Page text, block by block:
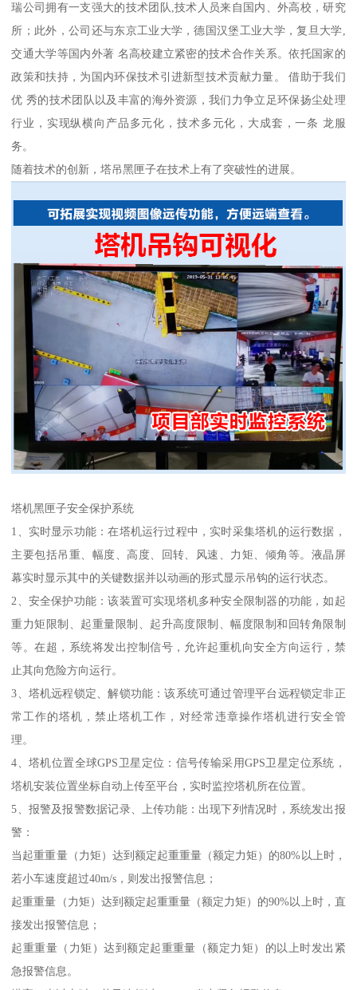
瑞公司拥有一支强大的技术团队,技术人员来自国内、外高校，研究
所；此外，公司还与东京工业大学，德国汉堡工业大学，复旦大学,
交通大学等国内外著 名高校建立紧密的技术合作关系。依托国家的
政策和扶持，为国内环保技术引进新型技术贡献力量。 借助于我们
优 秀的技术团队以及丰富的海外资源，我们力争立足环保扬尘处理
行业，实现纵横向产品多元化，技术多元化，大成套，一条 龙服
务。
随着技术的创新，塔吊黑匣子在技术上有了突破性的进展。
塔机黑匣子安全保护系统
1、实时显示功能：在塔机运行过程中，实时采集塔机的运行数据，
主要包括吊重、幅度、高度、回转、风速、力矩、倾角等。液晶屏
幕实时显示其中的关键数据并以动画的形式显示吊钩的运行状态。
2、安全保护功能：该装置可实现塔机多种安全限制器的功能，如起
重力矩限制、起重量限制、起升高度限制、幅度限制和回转角限制
等。在超，系统将发出控制信号，允许起重机向安全方向运行，禁
止其向危险方向运行。
3、塔机远程锁定、解锁功能：该系统可通过管理平台远程锁定非正
常工作的塔机，禁止塔机工作，对经常违章操作塔机进行安全管
理。
4、塔机位置全球GPS卫星定位：信号传输采用GPS卫星定位系统，
塔机安装位置坐标自动上传至平台，实时监控塔机所在位置。
5、报警及报警数据记录、上传功能：出现下列情况时，系统发出报
警：
当起重重量（力矩）达到额定起重重量（额定力矩）的80%以上时，
若小车速度超过40m/s，则发出报警信息；
起重重量（力矩）达到额定起重重量（额定力矩）的90%以上时，直
接发出报警信息；
起重重量（力矩）达到额定起重重量（额定力矩）的以上时发出紧
急报警信息。